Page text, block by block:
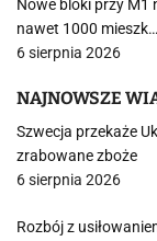
Nowe bloki przy M1
nawet 1000 mieszk…
6 sierpnia 2026
NAJNOWSZE
Szwecja przekaże
zrabowane zboże
6 sierpnia 2026
Rozbój z